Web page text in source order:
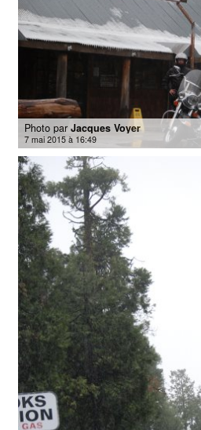
Photo par Jacques Voyer
7 mai 2015 à 16:49